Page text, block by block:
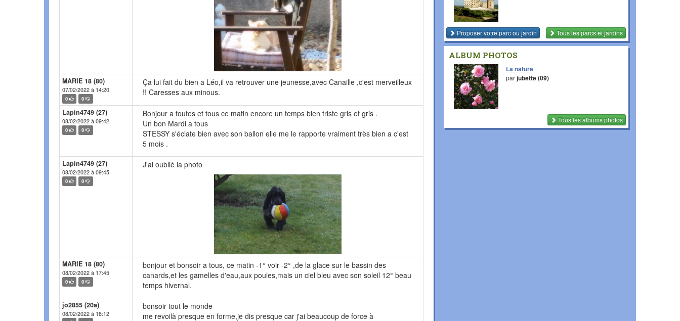
MARIE 18 (80)
07/02/2022 à 14:20
0 0
Ça lui fait du bien a Léo,il va retrouver une jeunesse,avec Canaille ,c'est merveilleux
!! Caresses aux minous.
Lapin4749 (27)
08/02/2022 à 09:42
0 0
Bonjour a toutes et tous ce matin encore un temps bien triste gris et gris .
Un bon Mardi a tous
STESSY s'éclate bien avec son ballon elle me le rapporte vraiment très bien a c'est
5 mois .
Lapin4749 (27)
08/02/2022 à 09:45
0 0
J'ai oublié la photo
MARIE 18 (80)
08/02/2022 à 17:45
0 0
bonjour et bonsoir a tous, ce matin -1° voir -2° ,de la glace sur le bassin des
canards,et les gamelles d'eau,aux poules,mais un ciel bleu avec son soleil 12° beau
temps hivernal.
jo2855 (20a)
08/02/2022 à 18:12
bonsoir tout le monde
me revoilà presque en forme,je dis presque car j'ai beaucoup de force à
Proposer votre parc ou jardin Tous les parcs et jardins
ALBUM PHOTOS
La nature
parjubette (09)
Tous les albums photos